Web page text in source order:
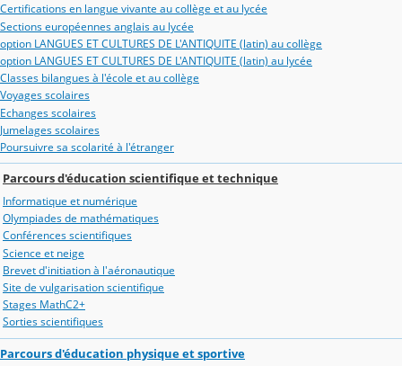
Certifications en langue vivante au collège et au lycée
Sections européennes anglais au lycée
option LANGUES ET CULTURES DE L'ANTIQUITE (latin) au collège
option LANGUES ET CULTURES DE L'ANTIQUITE (latin) au lycée
Classes bilangues à l'école et au collège
Voyages scolaires
Echanges scolaires
Jumelages scolaires
Poursuivre sa scolarité à l'étranger
Parcours d'éducation scientifique et technique
Informatique et numérique
Olympiades de mathématiques
Conférences scientifiques
Science et neige
Brevet d'initiation à l'aéronautique
Site de vulgarisation scientifique
Stages MathC2+
Sorties scientifiques
Parcours d'éducation physique et sportive